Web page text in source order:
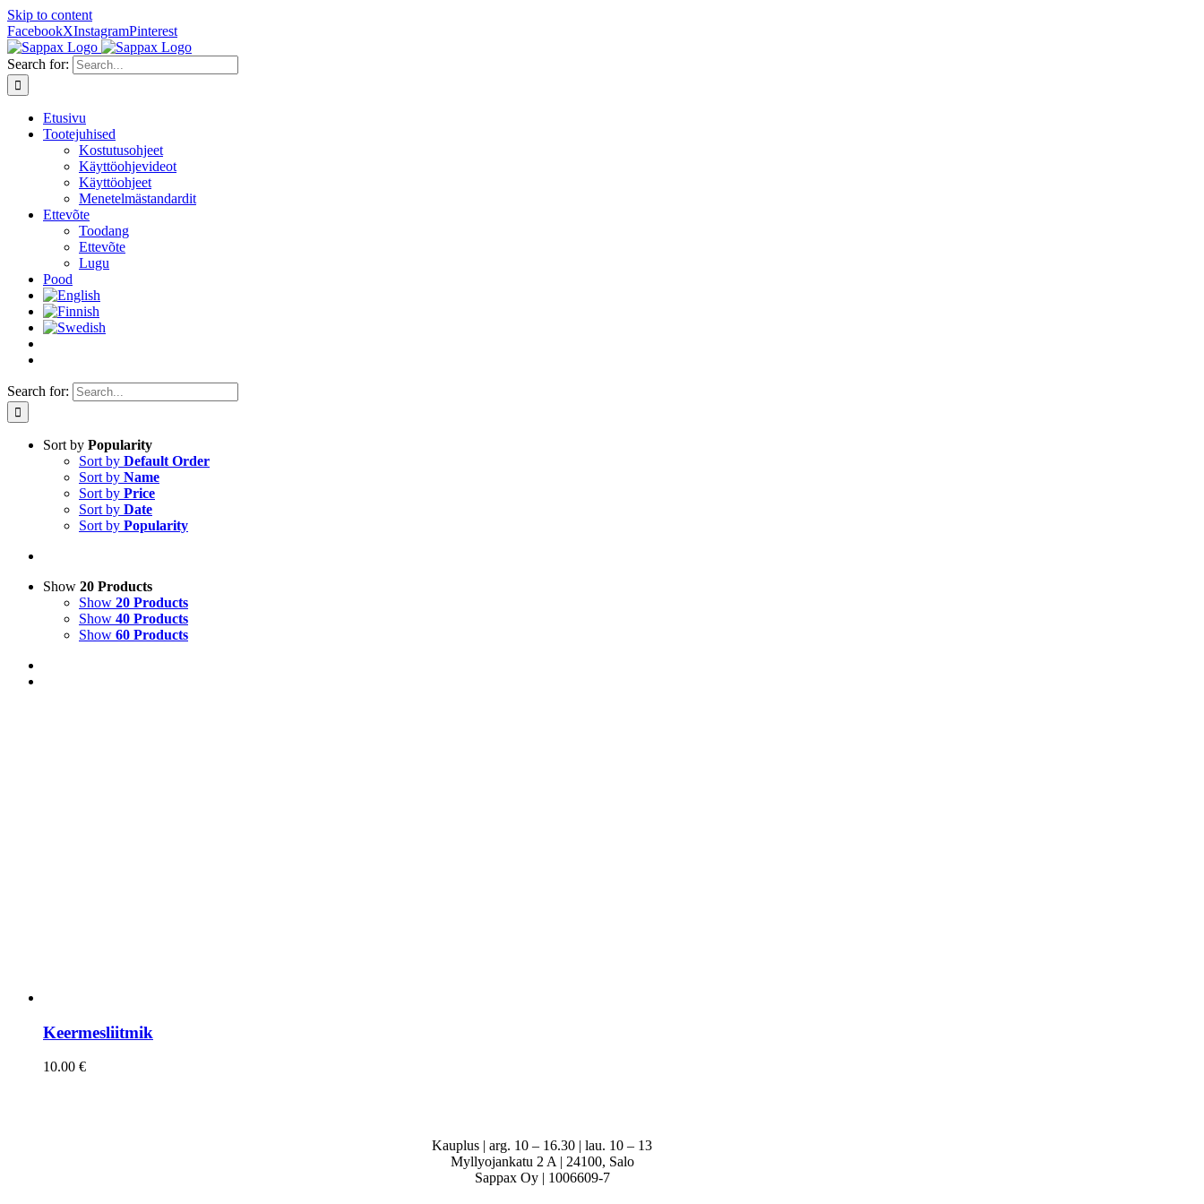
Skip to content
FacebookXInstagramPinterest
Search for:
Etusivu
Tootejuhised
Kostutusohjeet
Käyttöohjevideot
Käyttöohjeet
Menetelmästandardit
Ettevõte
Toodang
Ettevõte
Lugu
Pood
Search for:
Sort by Popularity
Sort by Default Order
Sort by Name
Sort by Price
Sort by Date
Sort by Popularity
Show 20 Products
Show 20 Products
Show 40 Products
Show 60 Products
Keermesliitmik
10.00 €
Kauplus | arg. 10 – 16.30 | lau. 10 – 13
Myllyojankatu 2 A | 24100, Salo
Sappax Oy | 1006609-7